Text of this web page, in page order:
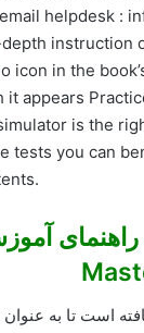
helpdesk :
instruction
icon in the
appears
is the
tests you can